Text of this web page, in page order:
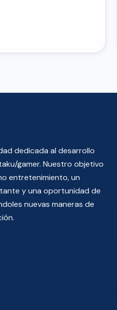
dedicada al desarrollo
gamer. Nuestro objetivo
entretenimiento, un
y una oportunidad de
nuevas maneras de